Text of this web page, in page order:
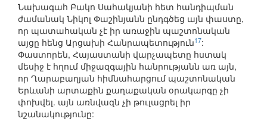
Նախագահ Բակո Սահակյանի հետ հանդիպման
ժամանակ Նիկոլ Փաշինյանն ընդգծեց այն փաստը,
որ պատահական չէ իր առաջին պաշտոնական
այցը հենց Արցախի Հանրապետություն17:
Փաստորեն, Հայաստանի վարչապետը հստակ
մեսիջ է հղում միջազգային հանրությանն առ այն,
որ Ղարաբաղյան հիմնահարցում պաշտոնական
Երևանի արտաքին քաղաքական օրակարգը չի
փոխվել. այն առնվազն չի թուլացրել իր
նշանակությունը: